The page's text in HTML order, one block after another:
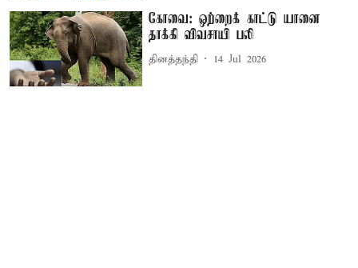
கோவை: ஒற்றைக் காட்டு யானை
தாக்கி விவசாயி பலி
தினத்தந்தி 14 Jul 2026